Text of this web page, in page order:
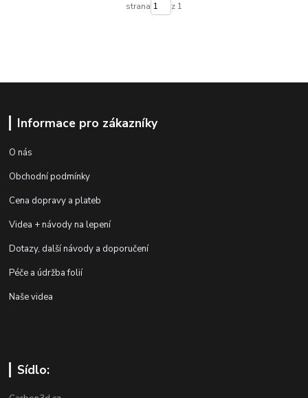
strana z 1
Informace pro zákazníky
O nás
Obchodní podmínky
Cena dopravy a plateb
Videa + návody na lepení
Dotazy, další návody a doporučení
Péče a údržba folií
Naše videa
Sídlo: